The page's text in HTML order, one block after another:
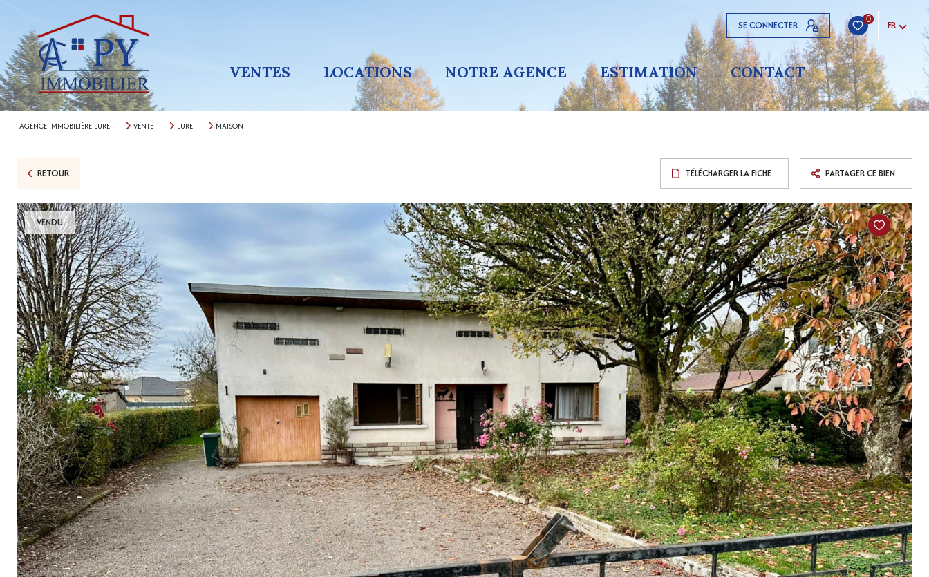
SE CONNECTER 0 FR
VENTES LOCATIONS NOTRE AGENCE ESTIMATION CONTACT
AGENCE IMMOBILIÈRE LURE VENTE LURE MAISON
RETOUR TÉLÉCHARGER LA FICHE PARTAGER CE BIEN
VENDU